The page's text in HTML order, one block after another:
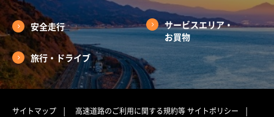
安全走行
サービスエリア・
お買物
旅行・ドライブ
サイトマップ 高速道路のご利用に関する規約等サイトポリシー